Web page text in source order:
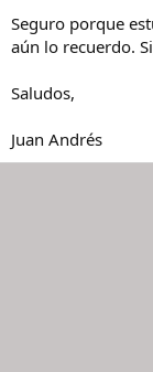
Seguro porque
aún lo recuerdo.
Saludos,
Juan Andrés